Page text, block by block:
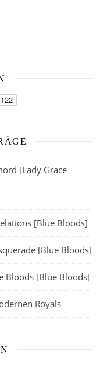
[Lady Grace
[Blue Bloods]
[Blue Bloods]
Bloods [Blue Bloods]
Royals